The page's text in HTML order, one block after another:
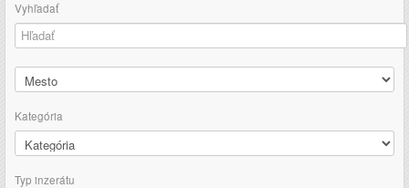
Vyhľadať
Kategória
Typ inzerátu